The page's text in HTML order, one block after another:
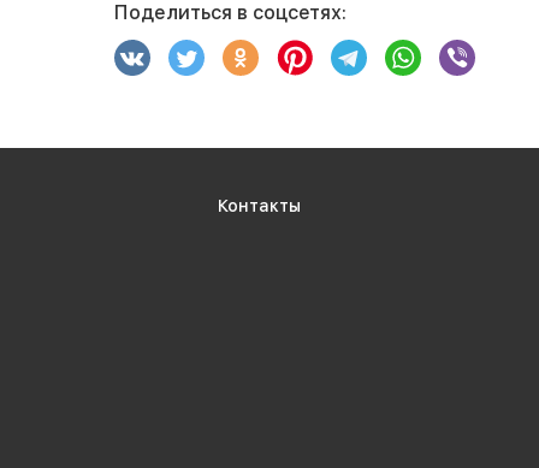
Поделиться в соцсетях:
Контакты